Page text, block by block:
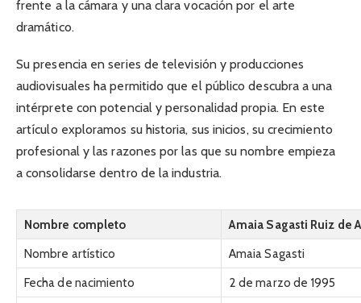
frente a la cámara y una clara vocación por el arte
dramático.
Su presencia en series de televisión y producciones
audiovisuales ha permitido que el público descubra a una
intérprete con potencial y personalidad propia. En este
artículo exploramos su historia, sus inicios, su crecimiento
profesional y las razones por las que su nombre empieza
a consolidarse dentro de la industria.
Nombre completo
Amaia Sagasti Ruiz de
Nombre artístico
Amaia Sagasti
Fecha de nacimiento
2 de marzo de 1995